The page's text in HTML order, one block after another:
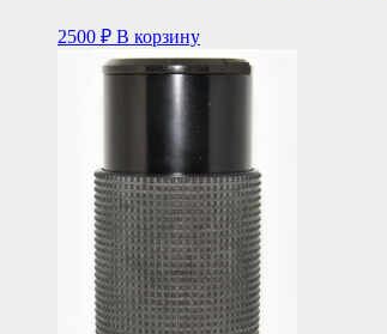
2500 ₽ В корзину